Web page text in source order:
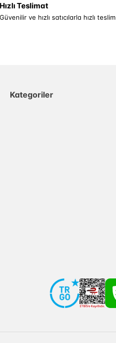
Hızlı Teslimat
Güvenilir ve hızlı satıcılarla hızlı teslim
Kategoriler